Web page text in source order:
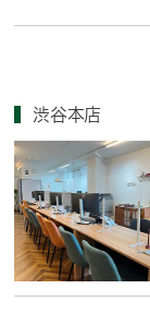
渋谷本店